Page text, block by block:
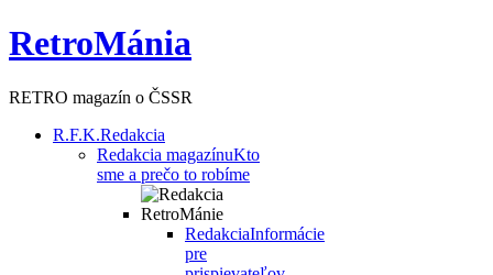
RetroMánia
RETRO magazín o ČSSR
R.F.K.Redakcia
Redakcia magazínuKto
sme a prečo to robíme
RedakciaInformácie
pre